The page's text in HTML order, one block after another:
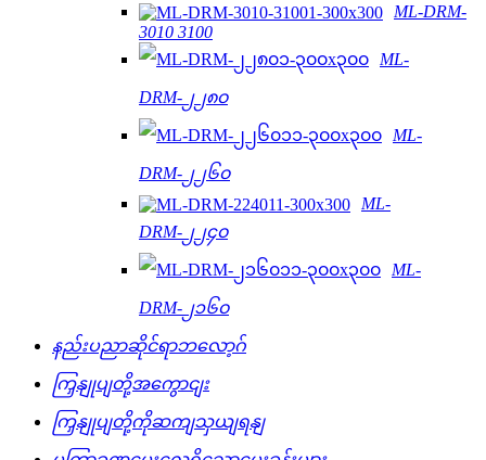
ML-DRM-
3010 3100
ML-
DRM-၂၂၈၀
ML-
DRM-၂၂၆၀
ML-
DRM-၂၂၄၀
ML-
DRM-၂၁၆၀
နည်းပညာဆိုင်ရာဘလော့ဂ်
ကြှနျုပျတို့အကွောငျး
ကြှနျုပျတို့ကိုဆကျသှယျရနျ